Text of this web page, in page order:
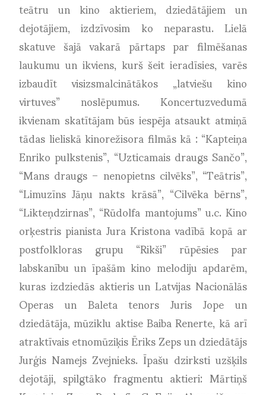
teātru un kino aktieriem, dziedātājiem un
dejotājiem, izdzīvosim ko neparastu. Lielā
skatuve šajā vakarā pārtaps par filmēšanas
laukumu un ikviens, kurš šeit ieradīsies, varēs
izbaudīt visizsmalcinātākos „latviešu kino
virtuves” noslēpumus. Koncertuzvedumā
ikvienam skatītājam būs iespēja atsaukt atmiņā
tādas lieliskā kinorežisora filmās kā : “Kapteiņa
Enriko pulkstenis”, “Uzticamais draugs Sančo”,
“Mans draugs – nenopietns cilvēks”, “Teātris”,
“Limuzīns Jāņu nakts krāsā”, “Cilvēka bērns”,
“Likteņdzirnas”, “Rūdolfa mantojums” u.c. Kino
orķestris pianista Jura Kristona vadībā kopā ar
postfolkloras grupu “Rikši” rūpēsies par
labskanību un īpašām kino melodiju apdarēm,
kuras izdziedās aktieris un Latvijas Nacionālās
Operas un Baleta tenors Juris Jope un
dziedātāja, mūziklu aktise Baiba Renerte, kā arī
atraktīvais etnomūziķis Ēriks Zeps un dziedātājs
Jurģis Namejs Zvejnieks. Īpašu dzirksti uzšķils
dejotāji, spilgtāko fragmentu aktieri: Mārtiņš